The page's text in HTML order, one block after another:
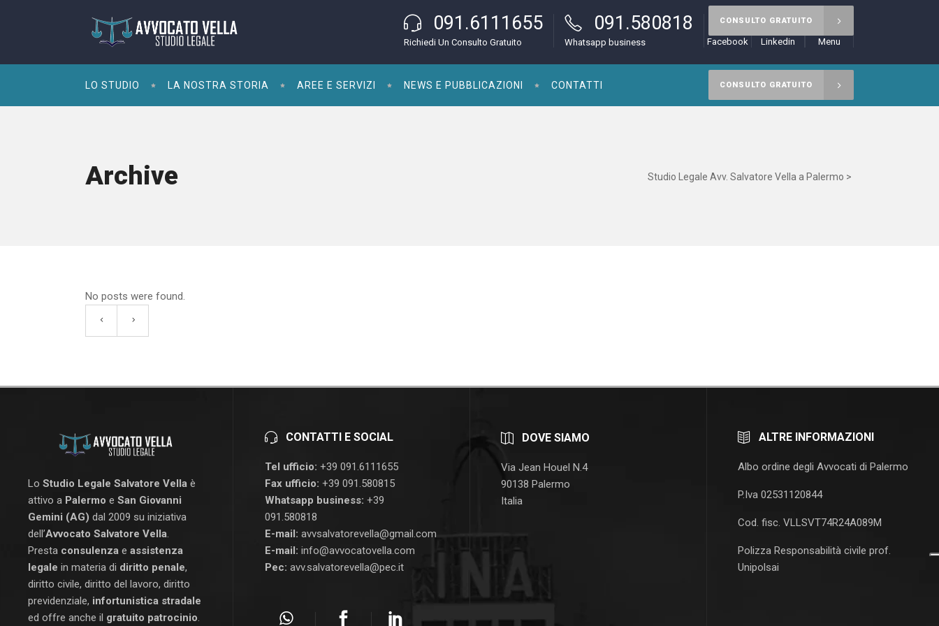
091.6111655
Richiedi Un Consulto Gratuito
091.580818
Whatsapp business Facebook Linkedin Menu
LO STUDIO LA NOSTRA STORIA AREE E SERVIZI NEWS E PUBBLICAZIONI CONTATTI CONSULTO GRATUITO
CONSULTO GRATUITO
Archive Studio Legale Avv. Salvatore Vella a Palermo >
No posts were found.
Lo Studio Legale Salvatore Vella è
attivo a Palermo e San Giovanni
Gemini (AG) dal 2009 su iniziativa
dell’Avvocato Salvatore Vella.
Presta consulenza e assistenza
legale in materia di diritto penale,
diritto civile, diritto del lavoro, diritto
previdenziale, infortunistica stradale
ed offre anche il gratuito patrocinio.
CONTATTI E SOCIAL
Tel ufficio: +39 091.6111655
Fax ufficio: +39 091.580815
Whatsapp business: +39
091.580818
E-mail: avvsalvatorevella@gmail.com
E-mail: info@avvocatovella.com
Pec: avv.salvatorevella@pec.it
DOVE SIAMO
Via Jean Houel N.4
90138 Palermo
Italia
ALTRE INFORMAZIONI
Albo ordine degli Avvocati di Palermo
P.Iva 02531120844
Cod. fisc. VLLSVT74R24A089M
Polizza Responsabilità civile prof.
Unipolsai